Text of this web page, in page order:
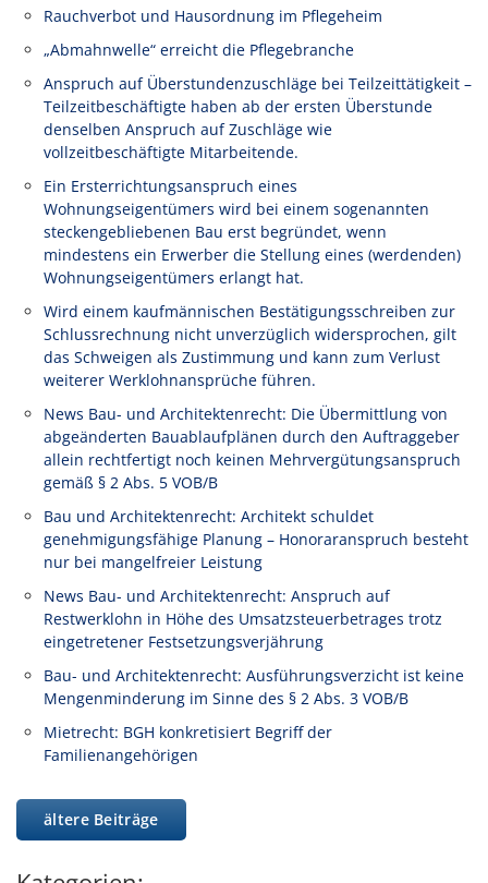
Rauchverbot und Hausordnung im Pflegeheim
„Abmahnwelle“ erreicht die Pflegebranche
Anspruch auf Überstundenzuschläge bei Teilzeittätigkeit –
Teilzeitbeschäftigte haben ab der ersten Überstunde
denselben Anspruch auf Zuschläge wie
vollzeitbeschäftigte Mitarbeitende.
Ein Ersterrichtungsanspruch eines
Wohnungseigentümers wird bei einem sogenannten
steckengebliebenen Bau erst begründet, wenn
mindestens ein Erwerber die Stellung eines (werdenden)
Wohnungseigentümers erlangt hat.
Wird einem kaufmännischen Bestätigungsschreiben zur
Schlussrechnung nicht unverzüglich widersprochen, gilt
das Schweigen als Zustimmung und kann zum Verlust
weiterer Werklohnansprüche führen.
News Bau- und Architektenrecht: Die Übermittlung von
abgeänderten Bauablaufplänen durch den Auftraggeber
allein rechtfertigt noch keinen Mehrvergütungsanspruch
gemäß § 2 Abs. 5 VOB/B
Bau und Architektenrecht: Architekt schuldet
genehmigungsfähige Planung – Honoraranspruch besteht
nur bei mangelfreier Leistung
News Bau- und Architektenrecht: Anspruch auf
Restwerklohn in Höhe des Umsatzsteuerbetrages trotz
eingetretener Festsetzungsverjährung
Bau- und Architektenrecht: Ausführungsverzicht ist keine
Mengenminderung im Sinne des § 2 Abs. 3 VOB/B
Mietrecht: BGH konkretisiert Begriff der
Familienangehörigen
ältere Beiträge